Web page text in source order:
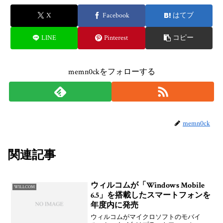
X Facebook はてブ
LINE Pinterest コピー
memn0ckをフォローする
memn0ck
関連記事
WILLCOM
ウィルコムが「Windows Mobile
6.5」を搭載したスマートフォンを
年度内に発売
ウィルコムがマイクロソフトのモバイ